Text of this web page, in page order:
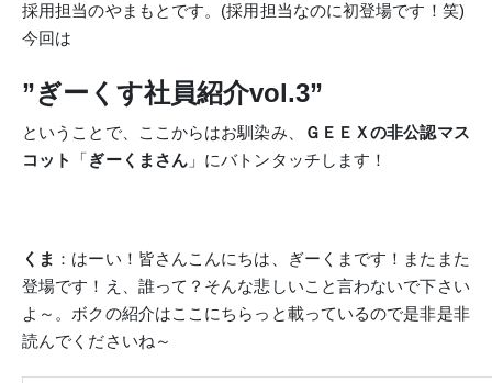
採用担当のやまもとです。(採用担当なのに初登場です！笑)
今回は
”ぎーくす社員紹介vol.3”
ということで、ここからはお馴染み、
ＧＥＥＸの非公認マス
コット
「ぎーくまさん 」にバトンタッチします！
くま ：はーい！皆さんこんにちは、ぎーくまです！またまた
登場です！え、誰って？そんな悲しいこと言わないで下さい
よ～。ボクの紹介はここにちらっと載っているので是非是非
読んでくださいね～